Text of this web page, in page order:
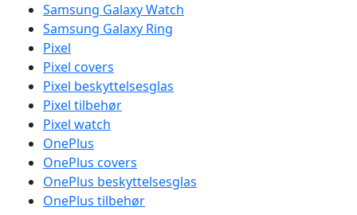
Samsung Galaxy Watch
Samsung Galaxy Ring
Pixel
Pixel covers
Pixel beskyttelsesglas
Pixel tilbehør
Pixel watch
OnePlus
OnePlus covers
OnePlus beskyttelsesglas
OnePlus tilbehør